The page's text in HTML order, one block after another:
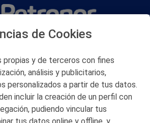
Martín 5-Edificio Muñatones,
© 2026 Petronor S.A.
de Cookies
propias y de terceros con fines
análisis y publicitarios,
personalizados a partir de tus datos.
incluir la creación de un perfil con
pudiendo vincular tus